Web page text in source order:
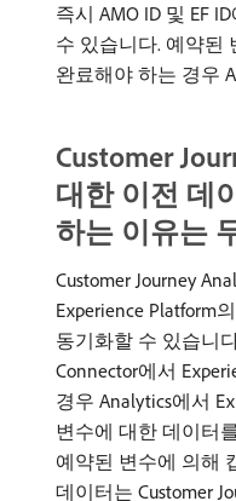
즉시 AMO ID 및 EF
수 있습니다. 예약된
완료해야 하는 경우
Customer
대한 이전 데
하는 이유는
Customer Journey
Experience Platform
동기화할 수 있습니
Connector에서
경우 Analytics에서
변수에 대한 데이터
예약된 변수에 의해
데이터는 Customer